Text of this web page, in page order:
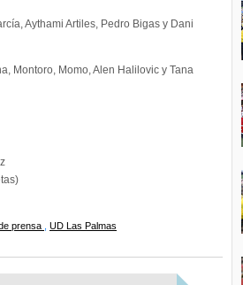
Aythami Artiles, Pedro Bigas y Dani
Montoro, Momo, Alen Halilovic y Tana
prensa UD Las Palmas